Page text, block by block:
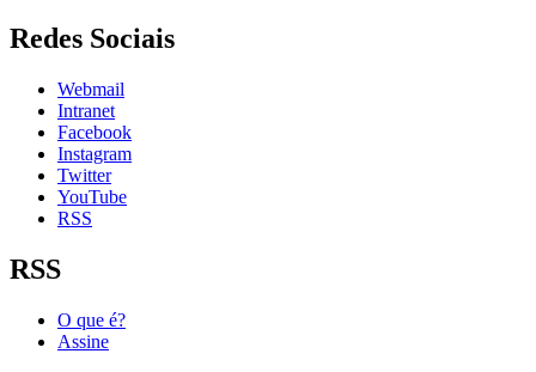
Redes Sociais
Webmail
Intranet
Facebook
Instagram
Twitter
YouTube
RSS
RSS
O que é?
Assine